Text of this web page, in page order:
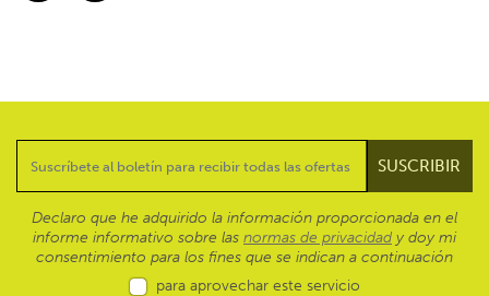
Declaro que he adquirido la información proporcionada en el
informe informativo sobre las normas de privacidad y doy mi
consentimiento para los fines que se indican a continuación
para aprovechar este servicio